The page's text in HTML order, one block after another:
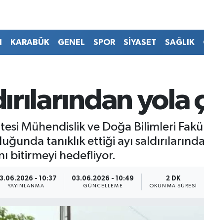
KARABÜK GENEL SPOR SİYASET SAĞLIK
yola
Mühendislik ve Doğa Bilimleri
tanıklık ettiği ayı
bitirmeyi hedefliyor.
- 10:37
YAYINLANMA
03.06.2026 - 10:49
GÜNCELLEME
2 DK
OKUNMA SÜRESI